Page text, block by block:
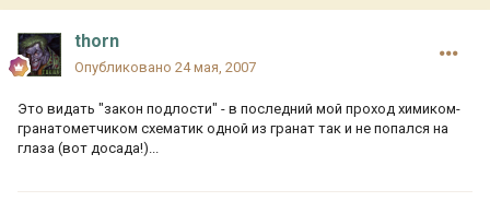
thorn
Опубликовано 24 мая, 2007
Это видать "закон подлости" - в последний мой проход химиком-
гранатометчиком схематик одной из гранат так и не попался на
глаза (вот досада!)...